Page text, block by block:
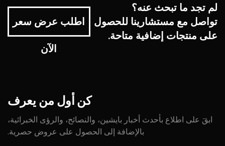
لم تجد ما تبحث عنه؟
تواصل مع مستشارينا للحصول
على منتجات إضافية متاحة.
اطلب عرض سعر
الآن
كنأول من يعرف
ابقَ على اطلاع بأحدث أخبار بايشين، والنصائح، والرؤى الخبرائية،
بالإضافة إلى الحصول على عروض حصرية.